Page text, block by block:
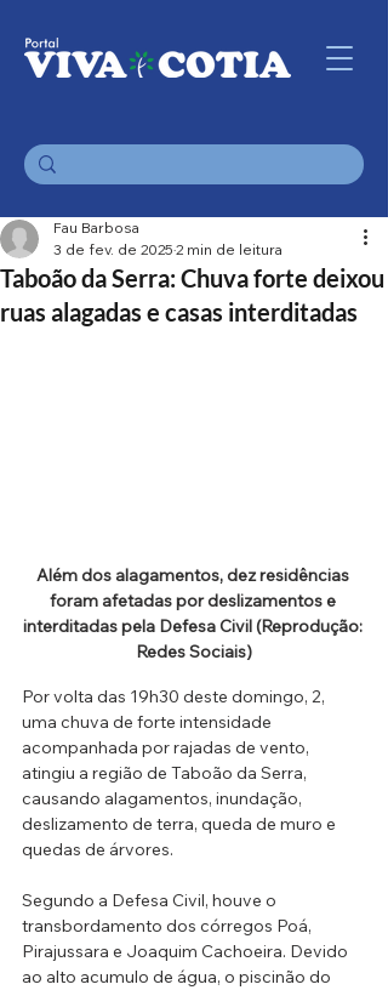
Taboão da Serra: Chuva forte deixou
ruas alagadas e casas interditadas
Fau Barbosa
3 de fev. de 2025 2 min de leitura
Além dos alagamentos, dez residências
foram afetadas por deslizamentos e
interditadas pela Defesa Civil (Reprodução:
Redes Sociais)
Por volta das 19h30 deste domingo, 2,
uma chuva de forte intensidade
acompanhada por rajadas de vento,
atingiu a região de Taboão da Serra,
causando alagamentos, inundação,
deslizamento de terra, queda de muro e
quedas de árvores.
Segundo a Defesa Civil, houve o
transbordamento dos córregos Poá,
Pirajussara e Joaquim Cachoeira. Devido
ao alto acumulo de água, o piscinão do